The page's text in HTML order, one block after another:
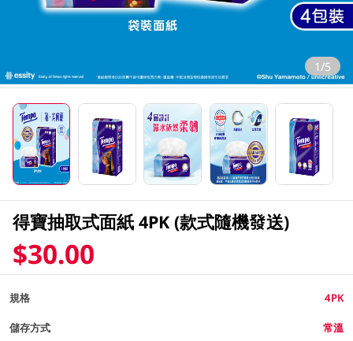
1/5
得寶抽取式面紙 4PK (款式隨機發送)
$30.00
規格 4PK
儲存方式 常溫